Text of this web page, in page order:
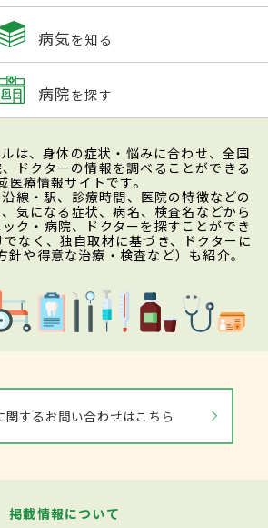
病気を知る
病院を探す
は、身体の症状・悩みに合わせ、全国
ドクターの情報を調べることができる
医療情報サイトです。
線・駅、診療時間、医院の特徴などの
気になる症状、病名、検査名などから
ク・病院、ドクターを探すことができ
なく、独自取材に基づき、ドクターに
針や得意な治療・検査など）も紹介。
関するお問い合わせはこちら
掲載情報について